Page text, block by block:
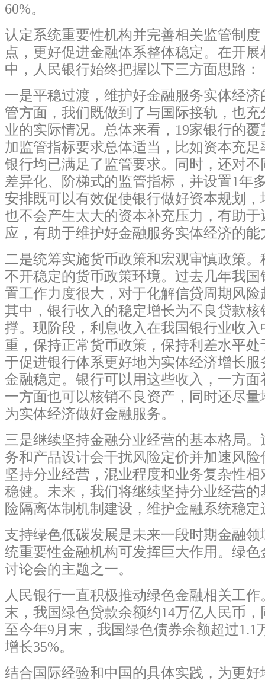
60%。
认定系统重要性机构并完善相关监管制
点，更好促进金融体系整体稳定。在开
中，人民银行始终把握以下三方面思路：
一是平稳过渡，维护好金融服务实体经
管方面，我们既做到了与国际接轨，也
业的实际情况。总体来看，19家银行的
加监管指标要求总体适当，比如资本充足
银行均已满足了监管要求。同时，还对
差异化、阶梯式的监管指标，并设置1年
安排既可以有效促使银行做好资本规划
也不会产生太大的资本补充压力，有助
应，有助于维护好金融服务实体经济的能
二是统筹实施货币政策和宏观审慎政策
不开稳定的货币政策环境。过去几年我
置工作力度很大，对于化解信贷周期风
其中，银行收入的稳定增长为不良贷款
撑。现阶段，利息收入在我国银行业收
重，保持正常货币政策，保持利差水平
于促进银行体系更好地为实体经济增长
金融稳定。银行可以用这些收入，一方
一方面也可以核销不良资产，同时还尽
为实体经济做好金融服务。
三是继续坚持金融分业经营的基本格局
务和产品设计会干扰风险定价并加速风
坚持分业经营，混业程度和业务复杂性
稳健。未来，我们将继续坚持分业经营
险隔离体制机制建设，维护金融系统稳定
支持绿色低碳发展是未来一段时期金融
统重要性金融机构可发挥巨大作用。绿
讨论会的主题之一。
人民银行一直积极推动绿色金融相关工
末，我国绿色贷款余额约14万亿人民币，
至今年9月末，我国绿色债券余额超过1.1
增长35%。
结合国际经验和中国的具体实践，为更